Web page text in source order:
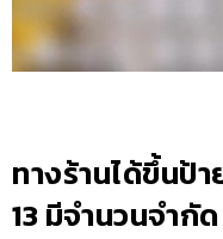
ทางร้านได้ขึ้นป้
13 มีจำนวนจำกัด